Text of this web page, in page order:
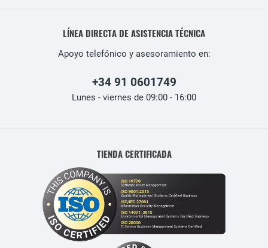
LÍNEA DIRECTA DE ASISTENCIA TÉCNICA
Apoyo telefónico y asesoramiento en:
+34 91 0601749
Lunes - viernes de 09:00 - 16:00
TIENDA CERTIFICADA